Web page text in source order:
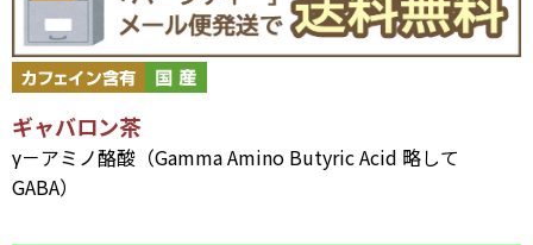
ギャバロン茶
γ－アミノ酪酸（Gamma Amino Butyric Acid 略して
GABA）